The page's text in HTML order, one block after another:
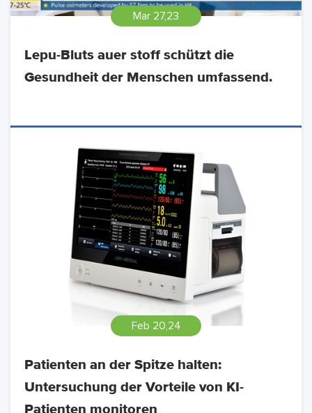
Mar 27,23
Lepu-Bluts auer stoff schützt die
Gesundheit der Menschen umfassend.
Feb 20,24
Patienten an der Spitze halten:
Untersuchung der Vorteile von KI-
Patienten monitoren